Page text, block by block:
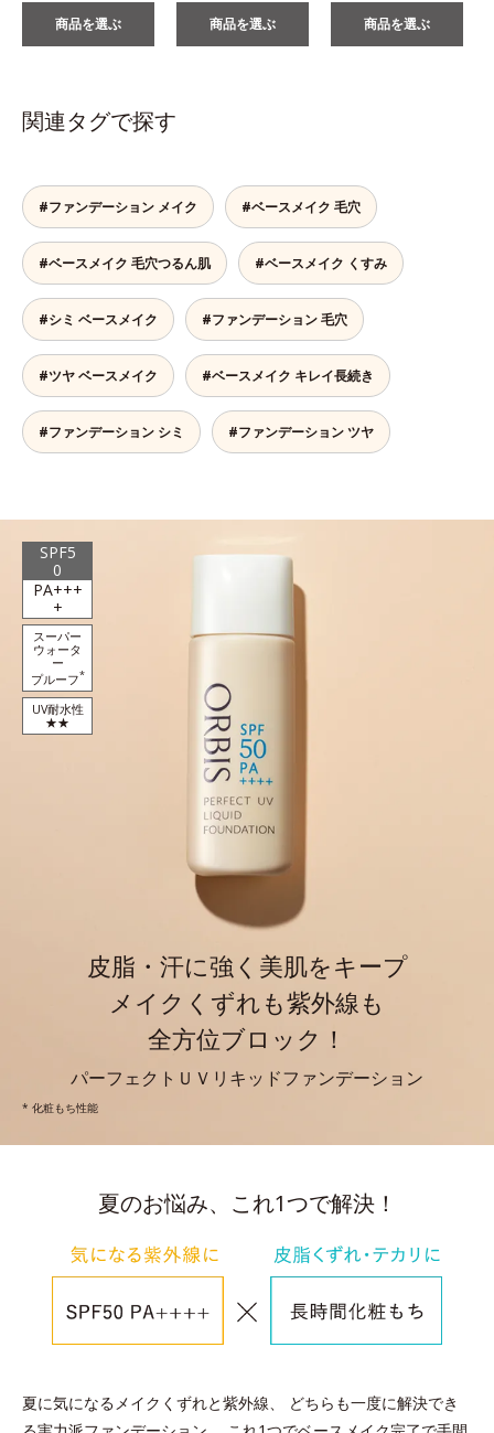
商品を選ぶ 商品を選ぶ 商品を選ぶ
関連タグで探す
#ファンデーション メイク #ベースメイク 毛穴
#ベースメイク 毛穴つるん肌 #ベースメイク くすみ
#シミ ベースメイク #ファンデーション 毛穴
#ツヤ ベースメイク #ベースメイク キレイ長続き
#ファンデーション シミ #ファンデーション ツヤ
SPF5
0
PA+++
+
スーパー
ウォータ
ー
プルーフ*
UV耐水性
★★
皮脂・汗に強く美肌をキープ
メイクくずれも紫外線も
全方位ブロック！
パーフェクトＵＶリキッドファンデーション
* 化粧もち性能
夏のお悩み、これ1つで解決！
夏に気になるメイクくずれと紫外線、
どちらも一度に解決でき